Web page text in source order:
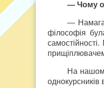
— Чому
—
філософія
На
однокурсників